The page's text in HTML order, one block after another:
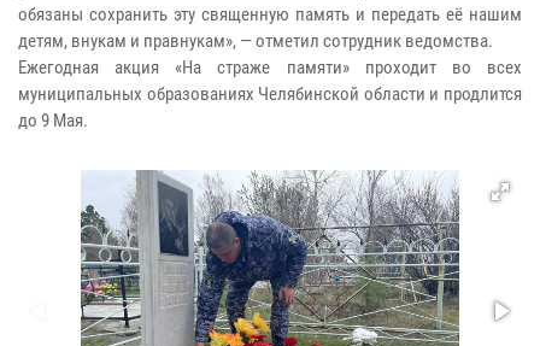
обязаны сохранить эту священную память и передать её нашим
детям, внукам и правнукам», — отметил сотрудник ведомства.
Ежегодная акция «На страже памяти» проходит во всех
муниципальных образованиях Челябинской области и продлится
до 9 Мая.